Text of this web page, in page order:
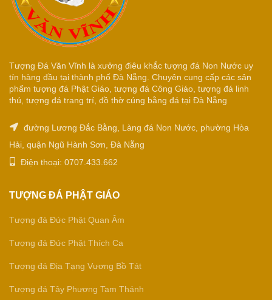
Tượng Đá Văn Vĩnh là xưởng điêu khắc tượng đá Non Nước uy
tín hàng đầu tại thành phố Đà Nẵng. Chuyên cung cấp các sản
phẩm tượng đá Phật Giáo, tượng đá Công Giáo, tượng đá linh
thú, tượng đá trang trí, đồ thờ cúng bằng đá tại Đà Nẵng
đường Lương Đắc Bằng, Làng đá Non Nước, phường Hòa
Hải, quận Ngũ Hành Sơn, Đà Nẵng
Điện thoại: 0707.433.662
TƯỢNG ĐÁ PHẬT GIÁO
Tượng đá Đức Phật Quan Âm
Tượng đá Đức Phật Thích Ca
Tượng đá Địa Tạng Vương Bồ Tát
Tượng đá Tây Phương Tam Thánh